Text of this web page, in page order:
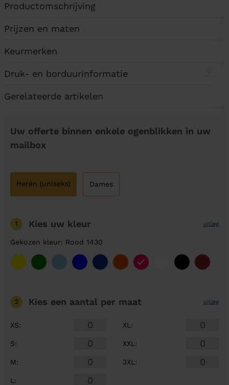
Productomschrijving
Prijzen en maten
Keurmerken
Druk- en borduurinformatie
Gerelateerde artikelen
Uw offerte binnen enkele ogenblikken in uw
mailbox
Heren (uniseks) Dames
1 Kies uw kleur uitleg
Gekozen kleur: Rood 1430
2 Kies een aantal per maat uitleg
XS:
S:
M:
L :
XL :
XXL :
3XL :